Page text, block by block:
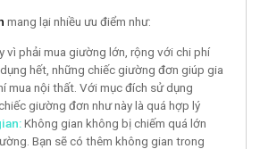
mang lại nhiều ưu điểm như:
vì phải mua giường lớn, rộng với chi phí
hết, những chiếc giường đơn giúp gia
mua nội thất. Với mục đích sử dụng
giường đơn như này là quá hợp lý
Không gian không bị chiếm quá lớn
Bạn sẽ có thêm không gian trong